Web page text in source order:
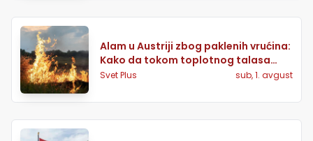
Alam u Austriji zbog paklenih vrućina:
Kako da tokom toplotnog talasa
sačuvate vodu i sprečite požare
Svet Plus sub, 1. avgust